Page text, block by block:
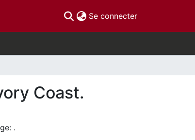
Se connecter(current)
Coast.
.